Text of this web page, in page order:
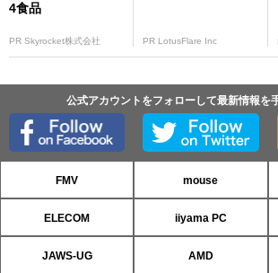
4食品
PR Skyrocket株式会社 PR LotusFlare Inc
公式アカウントをフォローして最新情報を
FMV mouse
ELECOM iiyama PC
JAWS-UG AMD